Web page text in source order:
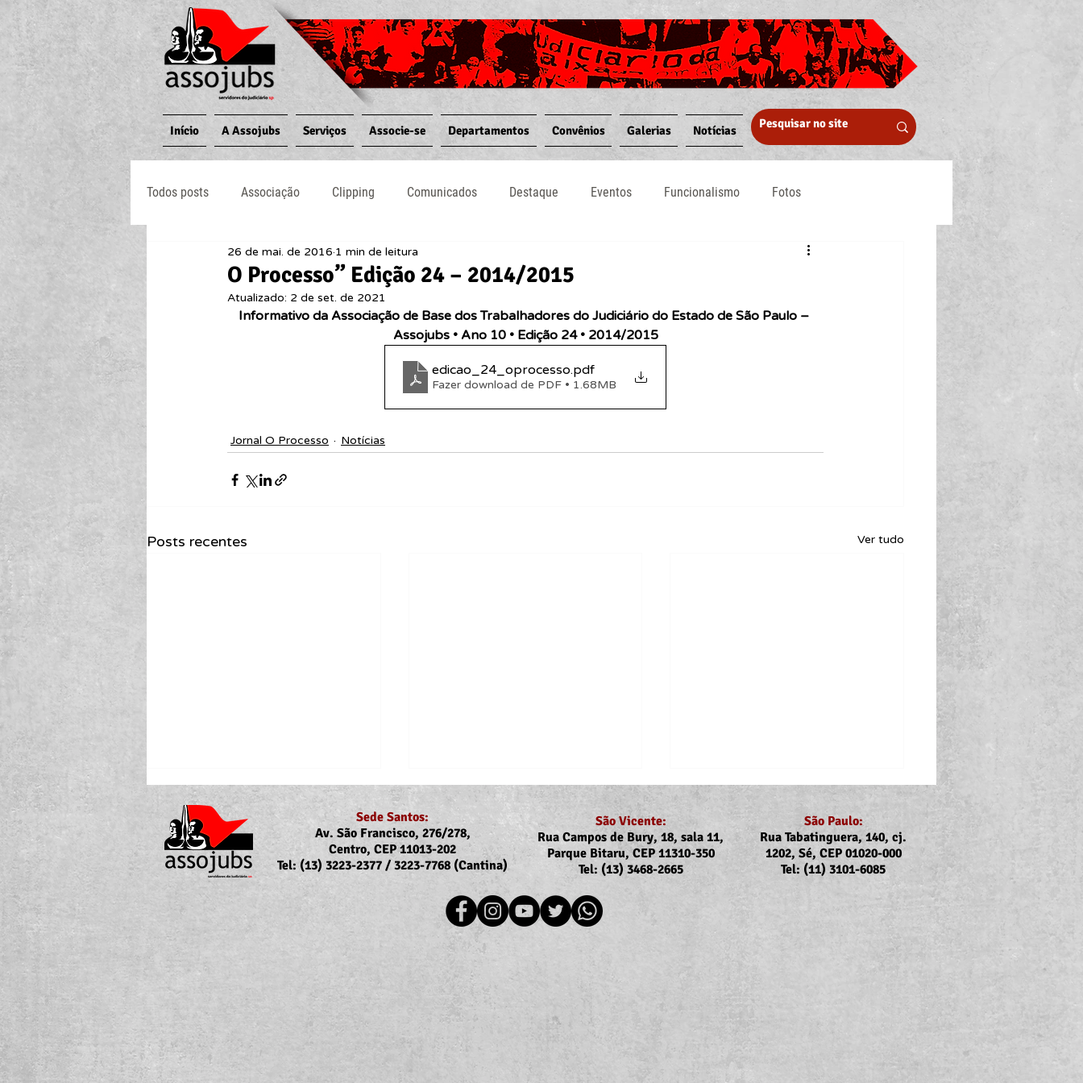
Início A Assojubs Serviços Associe-se Departamentos Convênios Galerias Notícias
Todos posts Associação Clipping Comunicados Destaque Eventos Funcionalismo Fotos
Jornal O Processo Judiciário Notícias
O Processo” Edição 24 – 2014/2015
26 de mai. de 2016 1 min de leitura
Atualizado: 2 de set. de 2021
Informativo da Associação de Base dos Trabalhadores do Judiciário do Estado de São Paulo –
Assojubs • Ano 10 • Edição 24 • 2014/2015
edicao_24_oprocesso.pdf
Fazer download de PDF • 1.68MB
Jornal O Processo Notícias
Posts recentes Ver tudo
Portaria Nº 10.855/2026
sobre a atualização da
concessão do auxílio-saúde
para servidores/as ativos/as e
inativos/as
Recomposição do auxílio-
saúde: Implementação dos
novos valores entra na folha
de julho (pagamento em
agosto)
Comunicado Assojubs:
Reajuste Unimed Odonto em
agosto (2026)
Sede Santos:
Av. São Francisco, 276/278,
Centro, CEP 11013-202
Tel: (13) 3223-2377 / 3223-7768 (Cantina)
São Vicente:
Rua Campos de Bury, 18, sala 11,
Parque Bitaru, CEP 11310-350
Tel: (13) 3468-2665
São Paulo:
Rua Tabatinguera, 140, cj.
1202, Sé, CEP 01020-000
Tel: (11) 3101-6085